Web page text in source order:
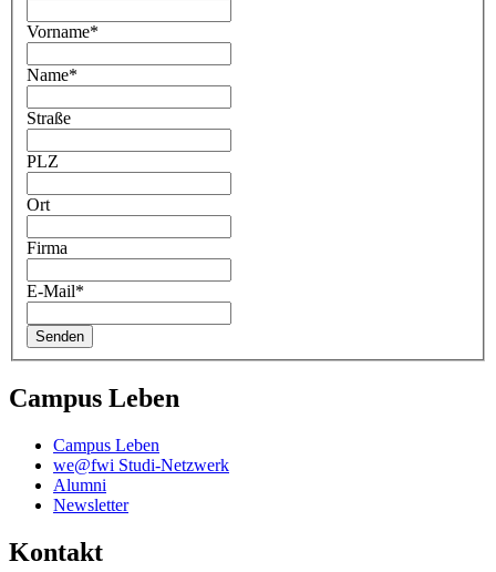
Vorname*
Name*
Straße
PLZ
Ort
Firma
E-Mail*
Campus Leben
Campus Leben
we@fwi Studi-Netzwerk
Alumni
Newsletter
Kontakt